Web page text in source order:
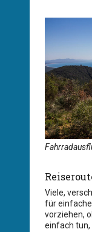
Viele,
für
vorziehen,
einfach tun,